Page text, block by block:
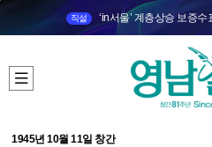
직설 ‘in서울’ 계층상승 보증
1945년 10월 11일 창간